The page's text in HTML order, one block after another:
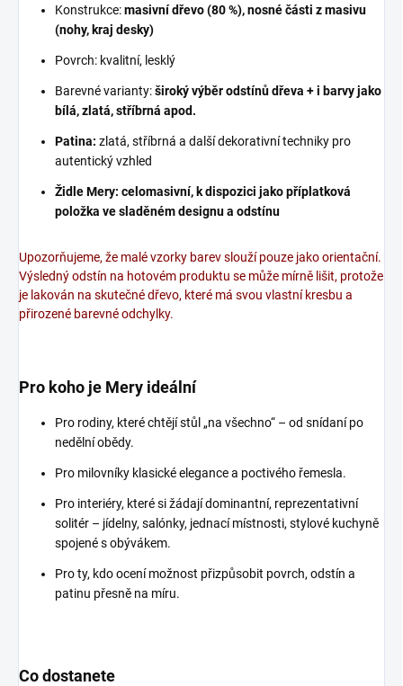
Konstrukce:masivní dřevo (80 %), nosné části z masivu
(nohy, kraj desky)
Povrch: kvalitní, lesklý
Barevné varianty:široký výběr odstínů dřeva + i barvy jako
bílá, zlatá, stříbrná apod.
Patina: zlatá, stříbrná a další dekorativní techniky pro
autentický vzhled
Židle Mery: celomasivní, k dispozici jako příplatková
položka ve sladěném designu a odstínu
Upozorňujeme, že malé vzorky barev slouží pouze jako orientační.
Výsledný odstín na hotovém produktu se může mírně lišit, protože
je lakován na skutečné dřevo, které má svou vlastní kresbu a
přirozené barevné odchylky.
Pro koho je Mery ideální
Pro rodiny, které chtějí stůl „na všechno“ – od snídaní po
nedělní obědy.
Pro milovníky klasické elegance a poctivého řemesla.
Pro interiéry, které si žádají dominantní, reprezentativní
solitér – jídelny, salónky, jednací místnosti, stylové kuchyně
spojené s obývákem.
Pro ty, kdo ocení možnost přizpůsobit povrch, odstín a
patinu přesně na míru.
Co dostanete